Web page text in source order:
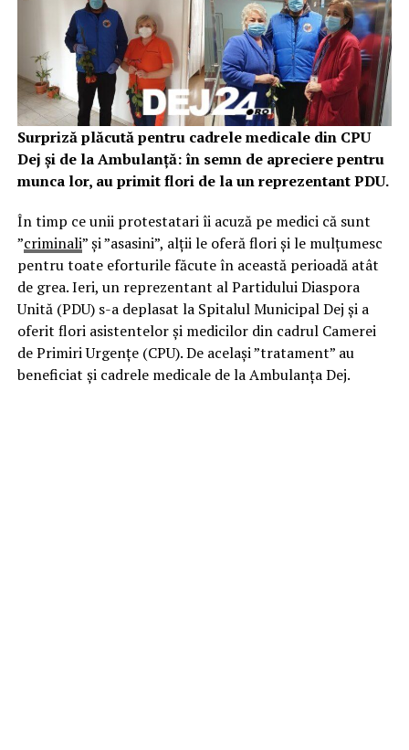
Surpriză plăcută pentru cadrele medicale din CPU
Dej și de la Ambulanță: în semn de apreciere pentru
munca lor, au primit flori de la un reprezentant PDU.
În timp ce unii protestatari îi acuză pe medici că sunt
”criminali” și ”asasini”, alții le oferă flori și le mulțumesc
pentru toate eforturile făcute în această perioadă atât
de grea. Ieri, un reprezentant al Partidului Diaspora
Unită (PDU) s-a deplasat la Spitalul Municipal Dej și a
oferit flori asistentelor și medicilor din cadrul Camerei
de Primiri Urgențe (CPU). De același ”tratament” au
beneficiat și cadrele medicale de la Ambulanța Dej.